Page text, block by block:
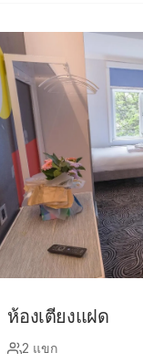
ห้องเตียงแฝด
2 แขก